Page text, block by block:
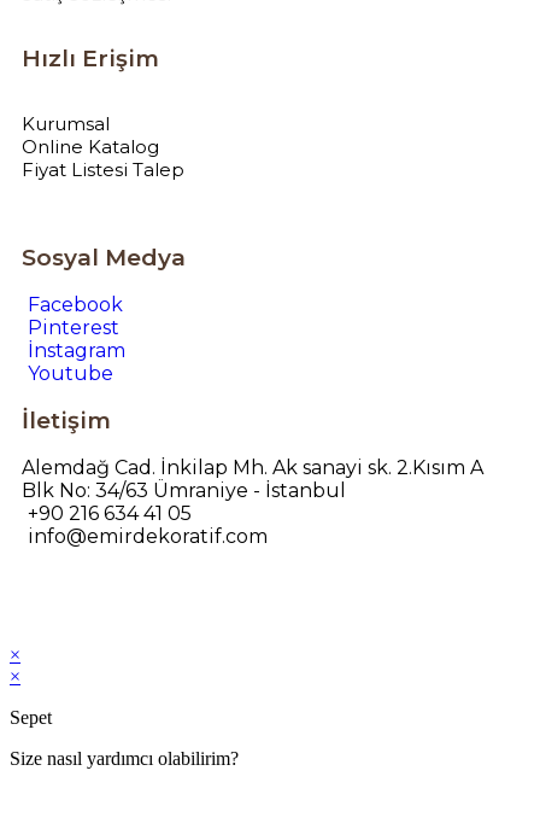
Hızlı Erişim
Kurumsal
Online Katalog
Fiyat Listesi Talep
Sosyal Medya
Facebook
Pinterest
İnstagram
Youtube
İletişim
Alemdağ Cad. İnkilap Mh. Ak sanayi sk. 2.Kısım A
Blk No: 34/63 Ümraniye - İstanbul
+90 216 634 41 05
info@emirdekoratif.com
×
×
Sepet
Size nasıl yardımcı olabilirim?